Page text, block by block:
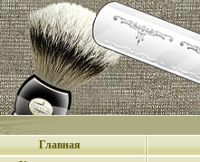
Главная